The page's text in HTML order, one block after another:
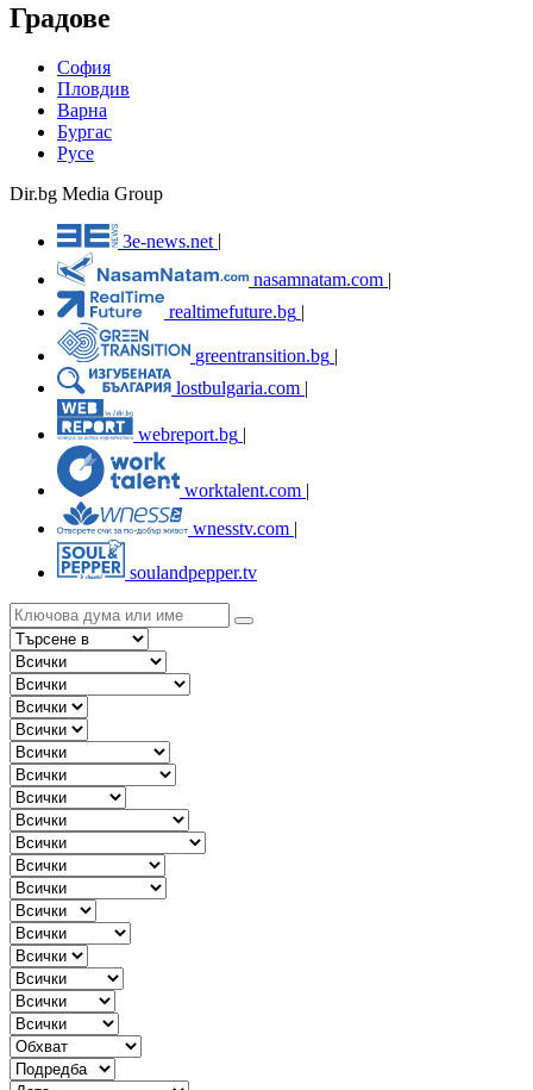
Градове
София
Пловдив
Варна
Бургас
Русе
Dir.bg Media Group
3e-news.net
nasamnatam.com |
realtimefuture.bg |
greentransition.bg |
lostbulgaria.com |
webreport.bg
worktalent.com |
wnesstv.com |
soulandpepper.tv